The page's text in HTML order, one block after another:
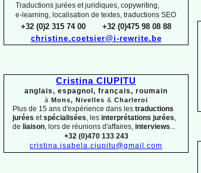
Traductions jurées et juridiques, copywriting,
e- learning, localisation de textes, traductions SEO
+32 (0)2 315 74 00 +32 (0)475 98 08 88
christine.coetsier@i-rewrite.be
Cristina CIUPITU
anglais, espagnol, français, roumain
à Mons, Nivelles & Charleroi
Plus de 15 ans d'expérience dans les traductions
jurées etspécialisées, les interprétations jurées,
de liaison, lors de réunions d'affaires, interviews...
+32 (0)470 133 243
cristina.isabela.ciupitu@gmail.com